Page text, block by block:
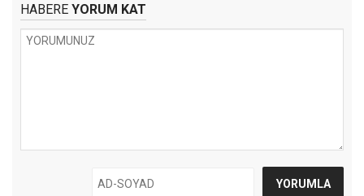
HABERE YORUM KAT